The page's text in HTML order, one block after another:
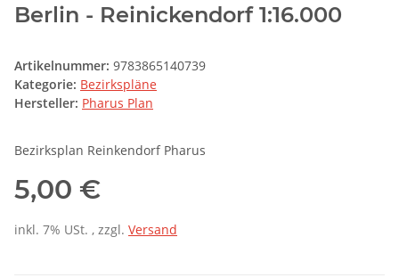
Berlin - Reinickendorf 1:16.000
Artikelnummer: 9783865140739
Kategorie: Bezirkspläne
Hersteller: Pharus Plan
Bezirksplan Reinkendorf Pharus
5,00 €
inkl. 7% USt. , zzgl. Versand